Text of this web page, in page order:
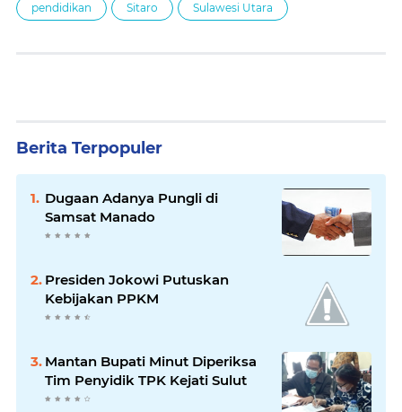
pendidikan Sitaro Sulawesi Utara
Berita Terpopuler
Dugааn Adаnуа Pungli dі
Sаmѕаt Manado
Presiden Jokowi Putuskan
Kebijakan PPKM
Mantan Bupati Minut Diperiksa
Tim Penyidik TPK Kejati Sulut